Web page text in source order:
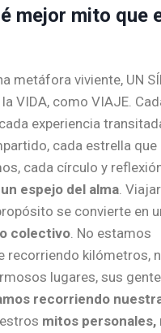
mejor mito que
metáfora viviente, UN
VIDA, como VIAJE.
experiencia
cada estrella que
cada círculo y
espejo del alma.
se convierte en
colectivo. No estamos
recorriendo kilómetros,
lugares, sus
recorriendo
mitos personales,